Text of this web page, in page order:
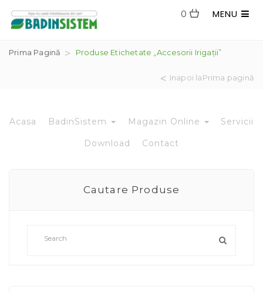
MENU
0
Prima Pagină Produse Etichetate „accesorii Irigații”
Inapoi laPrima pagină
Acasa BadinSistem Magazin Online Servicii
Download Contact
Cautare Produse